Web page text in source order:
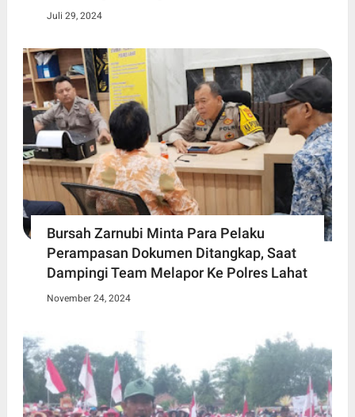
Juli 29, 2024
Bursah Zarnubi Minta Para Pelaku
Perampasan Dokumen Ditangkap, Saat
Dampingi Team Melapor Ke Polres Lahat
November 24, 2024